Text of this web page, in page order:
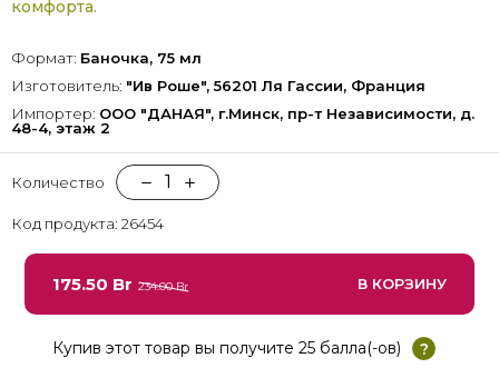
комфорта.
Формат: Баночка, 75 мл
Изготовитель: "Ив Роше", 56201 Ля Гассии, Франция
Импортер: ООО "ДАНАЯ", г.Минск, пр-т Независимости, д.
48-4, этаж 2
Количество 1
Код продукта: 26454
175.50 Br 234.00 Br В КОРЗИНУ
Купив этот товар вы получите 25 балла(-ов) ?